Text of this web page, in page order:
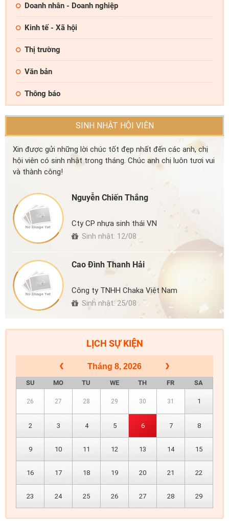
Doanh nhân - Doanh nghiệp
Kinh tế - Xã hội
Thị trường
Văn bản
Thông báo
SINH NHẬT HỘI VIÊN
Xin được gửi những lời chúc tốt đẹp nhất đến các anh, chị
hội viên có sinh nhật trong tháng. Chúc anh chị luôn tươi vui
và thành công!
Nguyễn Chiến Thắng
Cty CP nhựa sinh thái VN
Sinh nhật: 12/08
Cao Đình Thanh Hải
Công ty TNHH Chaka Việt Nam
Sinh nhật: 25/08
LỊCH SỰ KIỆN
Tháng 8, 2026
SU MO TU WE TH FR SA
26 27 28 29 30 31 1
2 3 4 5 6 7 8
9 10 11 12 13 14 15
16 17 18 19 20 21 22
23 24 25 26 27 28 29